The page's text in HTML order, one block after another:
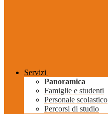
Servizi
Panoramica
Famiglie e studenti
Personale scolastico
Percorsi di studio